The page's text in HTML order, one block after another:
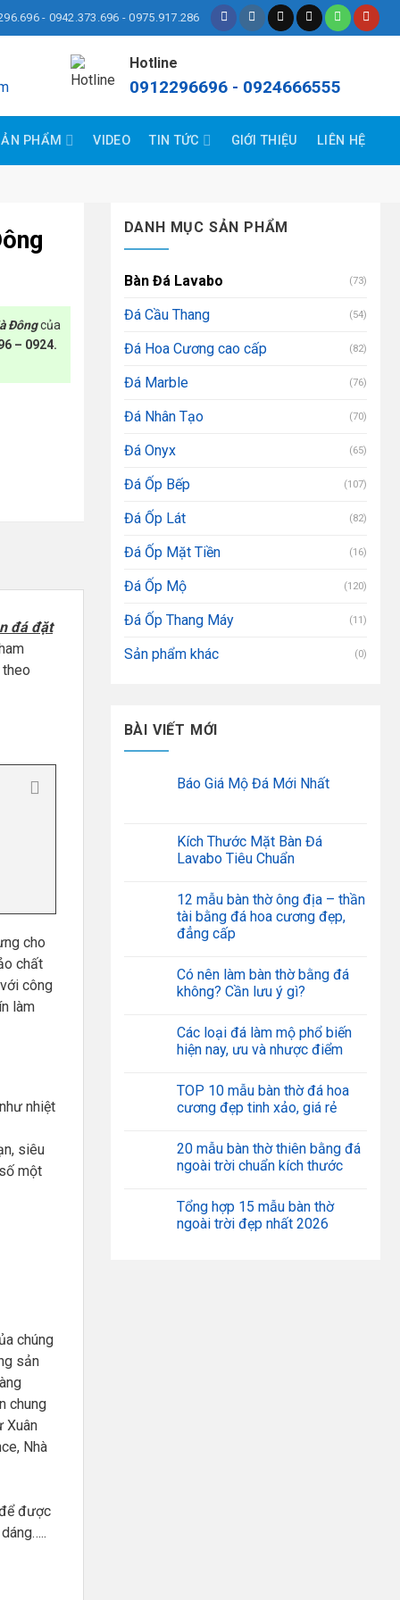
- 0942.373.696 - 0975.917.286
Hotline
0912296696 - 0924666555
PHẨM VIDEO TIN TỨC GIỚI THIỆU LIÊN HỆ
DANH MỤC SẢN PHẨM
Bàn Đá Lavabo (73)
Đá Cầu Thang (54)
Đá Hoa Cương cao cấp (82)
Đá Marble (76)
Đá Nhân Tạo (70)
Đá Onyx (65)
Đá Ốp Bếp (107)
Đá Ốp Lát (82)
Đá Ốp Mặt Tiền (16)
Đá Ốp Mộ (120)
Đá Ốp Thang Máy (11)
Sản phẩm khác (0)
BÀI VIẾT MỚI
Báo Giá Mộ Đá Mới Nhất
Kích Thước Mặt Bàn Đá
Lavabo Tiêu Chuẩn
12 mẫu bàn thờ ông địa – thần
tài bằng đá hoa cương đẹp,
đẳng cấp
Có nên làm bàn thờ bằng đá
không? Cần lưu ý gì?
Các loại đá làm mộ phổ biến
hiện nay, ưu và nhược điểm
TOP 10 mẫu bàn thờ đá hoa
cương đẹp tinh xảo, giá rẻ
20 mẫu bàn thờ thiên bằng đá
ngoài trời chuẩn kích thước
Tổng hợp 15 mẫu bàn thờ
ngoài trời đẹp nhất 2026
Đôngcủa
– 0924.
đá đặt
cho
chất
công
làm
nhiệt
siêu
một
chúng
sản
chung
Xuân
Nhà
được